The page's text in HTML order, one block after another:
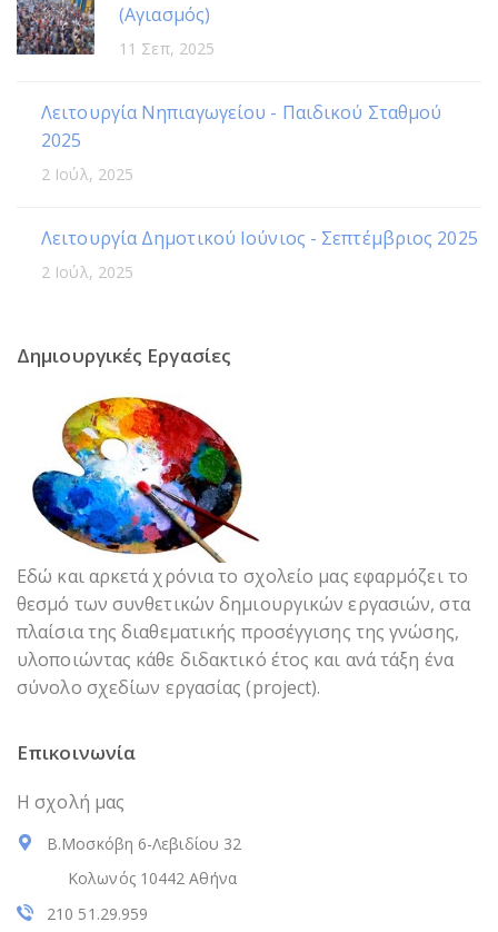
(Αγιασμός)
11 Σεπ, 2025
Λειτουργία Νηπιαγωγείου - Παιδικού Σταθμού
2025
2 Ιούλ, 2025
Λειτουργία Δημοτικού Ιούνιος - Σεπτέμβριος 2025
2 Ιούλ, 2025
Δημιουργικές Εργασίες
Εδώ και αρκετά χρόνια το σχολείο μας εφαρμόζει το
θεσμό των συνθετικών δημιουργικών εργασιών, στα
πλαίσια της διαθεματικής προσέγγισης της γνώσης,
υλοποιώντας κάθε διδακτικό έτος και ανά τάξη ένα
σύνολο σχεδίων εργασίας (project).
Επικοινωνία
Η σχολή μας
Β.Μοσκόβη 6-Λεβιδίου 32
Κολωνός 10442 Αθήνα
210 51.29.959